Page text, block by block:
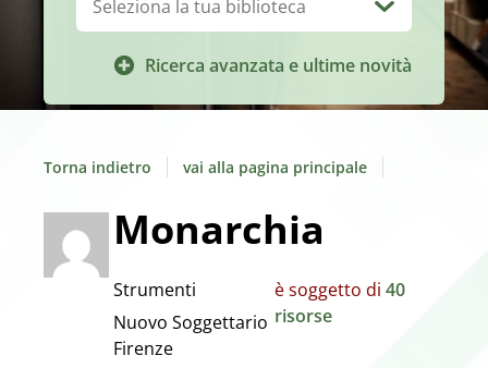
Ricerca avanzata e ultime novità
Torna indietro vai alla pagina principale
Monarchia
Strumenti
Nuovo Soggettario
Firenze
è soggetto di 40
risorse